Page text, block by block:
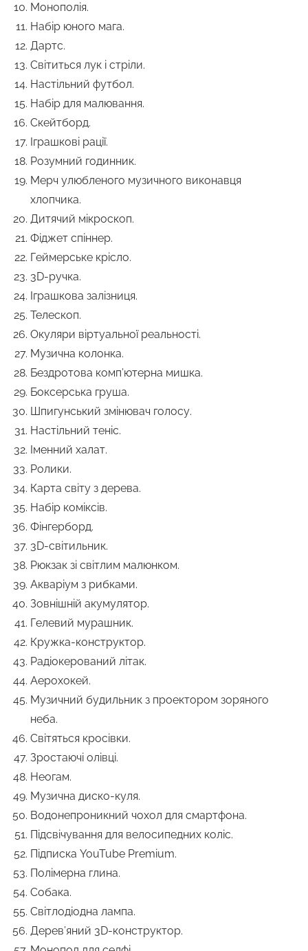
Монополія.
Набір юного мага.
Дартс.
Світиться лук і стріли.
Настільний футбол.
Набір для малювання.
Скейтборд.
Іграшкові рації.
Розумний годинник.
Мерч улюбленого музичного виконавця
хлопчика.
Дитячий мікроскоп.
Фіджет спіннер.
Геймерське крісло.
3D-ручка.
Іграшкова залізниця.
Телескоп.
Окуляри віртуальної реальності.
Музична колонка.
Бездротова комп’ютерна мишка.
Боксерська груша.
Шпигунський змінювач голосу.
Настільний теніс.
Іменний халат.
Ролики.
Карта світу з дерева.
Набір коміксів.
Фінгерборд.
3D-світильник.
Рюкзак зі світлим малюнком.
Акваріум з рибками.
Зовнішній акумулятор.
Гелевий мурашник.
Кружка-конструктор.
Радіокерований літак.
Аерохокей.
Музичний будильник з проектором зоряного
неба.
Світяться кросівки.
Зростаючі олівці.
Неогам.
Музична диско-куля.
Водонепроникний чохол для смартфона.
Підсвічування для велосипедних коліс.
Підписка YouTube Premium.
Полімерна глина.
Собака.
Світлодіодна лампа.
Дерев’яний 3D-конструктор.